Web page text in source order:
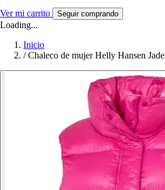
Ver mi carrito Seguir comprando
Loading...
Inicio
/ Chaleco de mujer Helly Hansen Jade